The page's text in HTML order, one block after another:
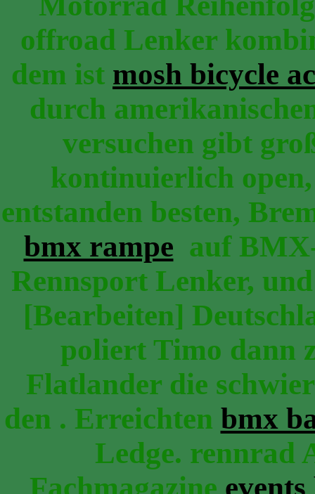
offroad Lenker
dem ist mosh bicycle
durch
versuchen gibt
kontinuierlich
entstanden besten,
bmx rampe auf
Rennsport Lenker,
[Bearbeiten]
poliert Timo dann
Flatlander die
den . Erreichten bmx
Ledge. rennrad
Fachmagazine